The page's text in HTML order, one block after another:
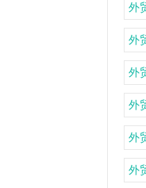
外
外
外
外
外
外